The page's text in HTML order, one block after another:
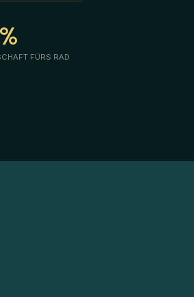
FÜRS RAD